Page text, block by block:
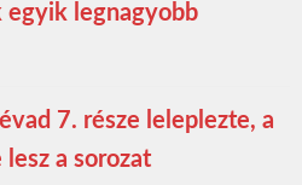
egyik legnagyobb
7. része leleplezte, a
a sorozat